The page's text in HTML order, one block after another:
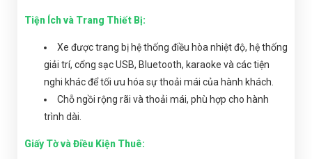
Tiện Ích và Trang Thiết Bị:
Xe được trang bị hệ thống điều hòa nhiệt độ, hệ thống
giải trí, cổng sạc USB, Bluetooth, karaoke và các tiện
nghi khác để tối ưu hóa sự thoải mái của hành khách.
Chỗ ngồi rộng rãi và thoải mái, phù hợp cho hành
trình dài.
Giấy Tờ và Điều Kiện Thuê: